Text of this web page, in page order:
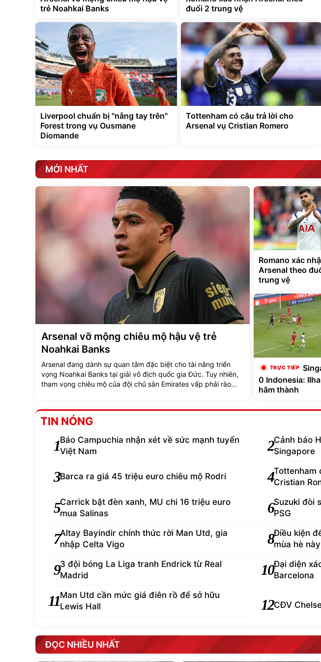
trẻ Noahkai Banks
đuổi 2 trung vệ
Liverpool chuẩn bị "nẫng tay trên"
Forest trong vụ Ousmane
Diomande
Tottenham có câu trả lời cho
Arsenal vụ Cristian Romero
MỚI NHẤT
Arsenal vỡ mộng chiêu mộ hậu vệ trẻ
Noahkai Banks
Arsenal đang dành sự quan tâm đặc biệt cho tài năng triển
vọng Noahkai Banks tại giải vô địch quốc gia Đức. Tuy nhiên,
tham vọng chiêu mộ của đội chủ sân Emirates vấp phải rào
Romano xác
Arsenal theo
trung vệ
0 Indonesia:
hãm thành
TIN NÓNG
1Báo Campuchia nhận xét về sức mạnh tuyển
Việt Nam
2Cảnh báo
Singapore
3Barca ra giá 45 triệu euro chiêu mộ Rodri 4Tottenham
Cristian
5Carrick bật đèn xanh, MU chi 16 triệu euro
mua Salinas
6Suzuki đòi
PSG
7Altay Bayindir chính thức rời Man Utd, gia
nhập Celta Vigo
8Điều kiện
mùa hè này
93 đội bóng La Liga tranh Endrick từ Real
Madrid
10Đại diện
Barcelona
11Man Utd cần mức giá điên rồ để sở hữu
Lewis Hall
12CĐV
ĐỌC NHIỀU NHẤT